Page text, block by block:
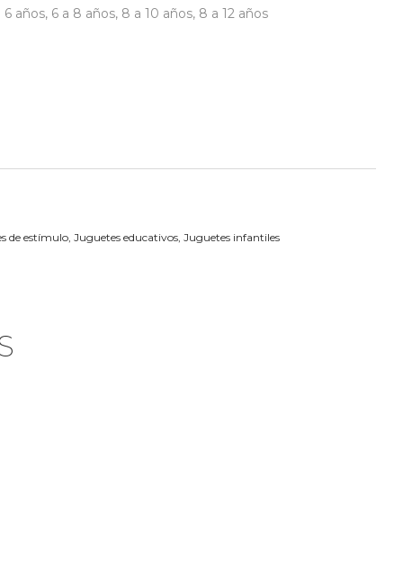
6 años, 6 a 8 años, 8 a 10 años, 8 a 12 años
de estímulo Juguetes educativos Juguetes infantiles